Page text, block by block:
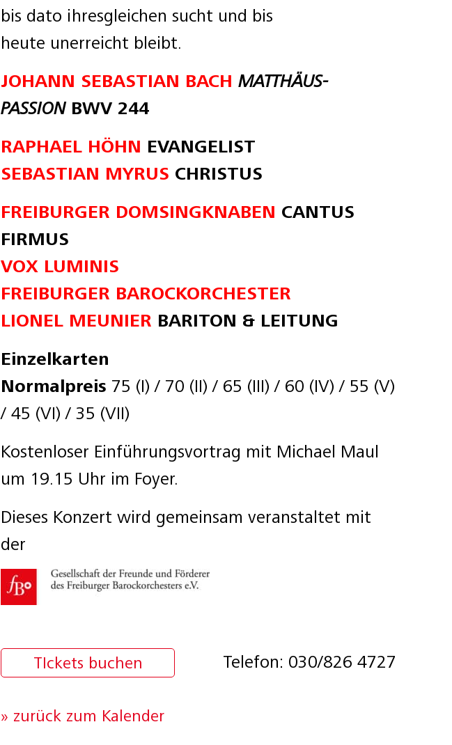
bis dato ihresgleichen sucht und bis
heute unerreicht bleibt.
JOHANN SEBASTIAN BACH MATTHÄUS-
PASSIONBWV 244
RAPHAEL HÖHN EVANGELIST
SEBASTIAN MYRUS CHRISTUS
FREIBURGER DOMSINGKNABEN CANTUS
FIRMUS
VOX LUMINIS
FREIBURGER BAROCKORCHESTER
LIONEL MEUNIER BARITON & LEITUNG
Einzelkarten
Normalpreis 75 (I) / 70 (II) / 65 (III) / 60 (IV) / 55 (V)
/ 45 (VI) / 35 (VII)
Kostenloser Einführungsvortrag mit Michael Maul
um 19.15 Uhr im Foyer.
Dieses Konzert wird gemeinsam veranstaltet mit
der
TIckets buchen Telefon: 030/826 4727
» zurück zum Kalender